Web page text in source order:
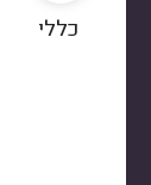
כללי